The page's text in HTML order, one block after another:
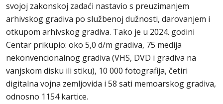
svojoj zakonskoj zadaći nastavio s preuzimanjem
arhivskog gradiva po službenoj dužnosti, darovanjem i
otkupom arhivskog gradiva. Tako je u 2024. godini
Centar prikupio: oko 5,0 d/m gradiva, 75 medija
nekonvencionalnog gradiva (VHS, DVD i gradiva na
vanjskom disku ili stiku), 10 000 fotografija, četiri
digitalna vojna zemljovida i 58 sati memoarskog gradiva,
odnosno 1154 kartice.